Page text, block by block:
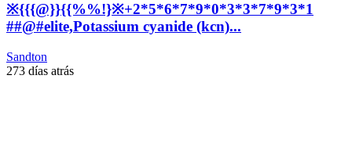
※{{{@}}{{%%!}※+2*5*6*7*9*0*3*3*7*9*3*1
##@#elite,Potassium cyanide (kcn)...
Sandton
273 días atrás